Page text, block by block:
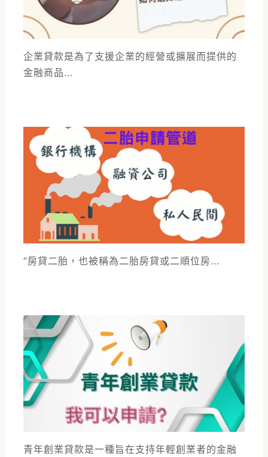
企業貸款是為了支援企業的經營或擴展而提供的
金融商品...
“房貸二胎，也被稱為二胎房貸或二順位房...
青年創業貸款是一種旨在支持年輕創業者的金融